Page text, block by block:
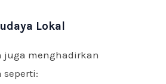
Lokal
juga menghadirkan
seperti: